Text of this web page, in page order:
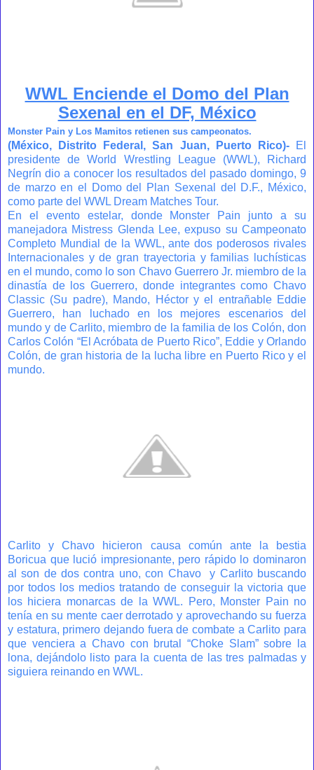
WWL Enciende el Domo del Plan
Sexenal en el DF, México
Monster Pain y Los Mamitos retienen sus campeonatos.
(México, Distrito Federal , San Juan, Puerto Rico)-
El
presidente de World Wrestling League (WWL), Richard
Negrín dio a conocer los resultados del pasado domingo, 9
de marzo en el Domo del Plan Sexenal del D.F., México,
como parte del WWL Dream Matches Tour.
En el evento estelar, donde Monster Pain junto a su
manejadora Mistress Glenda Lee, expuso su Campeonato
Completo Mundial de la WWL, ante dos poderosos rivales
Internacionales y de gran trayectoria y familias luchísticas
en el mundo, como lo son Chavo Guerrero Jr. miembro de la
dinastía de los Guerrero, donde integrantes como Chavo
Classic (Su padre), Mando, Héctor y el entrañable Eddie
Guerrero, han luchado en los mejores escenarios del
mundo y de Carlito, miembro de la familia de los Colón, don
Carlos Colón “El Acróbata de Puerto Rico”, Eddie y Orlando
Colón, de gran historia de la lucha libre en Puerto Rico y el
mundo.
Carlito y Chavo hicieron causa común ante la bestia
Boricua que lució impresionante, pero rápido lo dominaron
al son de dos contra uno, con Chavo y Carlito buscando
por todos los medios tratando de conseguir la victoria que
los hiciera monarcas de la WWL. Pero, Monster Pain no
tenía en su mente caer derrotado y aprovechando su fuerza
y estatura, primero dejando fuera de combate a Carlito para
que venciera a Chavo con brutal “Choke Slam” sobre la
lona, dejándolo listo para la cuenta de las tres palmadas y
siguiera reinando en WWL.